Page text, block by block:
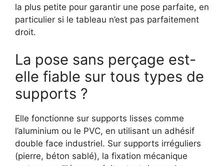
la plus petite pour garantir une pose parfaite, en
particulier si le tableau n’est pas parfaitement
droit.
La pose sans perçage est-
elle fiable sur tous types de
supports ?
Elle fonctionne sur supports lisses comme
l’aluminium ou le PVC, en utilisant un adhésif
double face industriel. Sur supports irréguliers
(pierre, béton sablé), la fixation mécanique